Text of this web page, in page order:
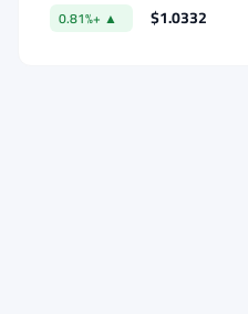
$1.0332
▲ +0.81%